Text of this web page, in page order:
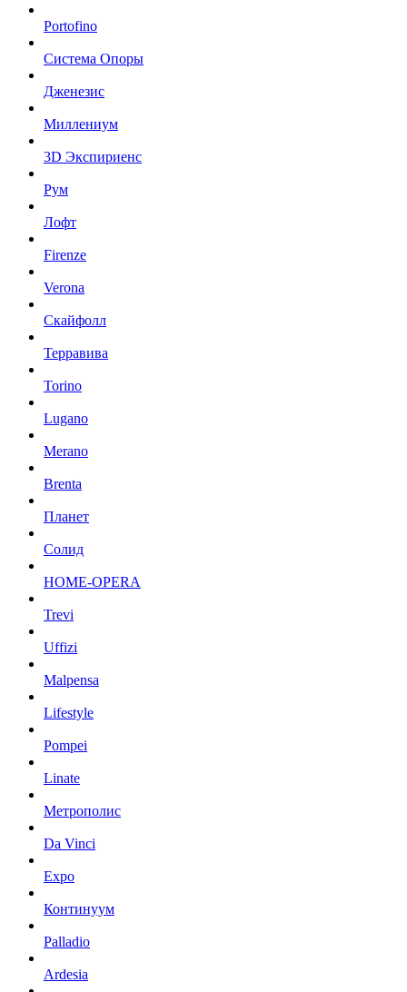
Portofino
Система Опоры
Дженезис
Миллениум
3D Экспириенс
Рум
Лофт
Firenze
Verona
Скайфолл
Терравива
Torino
Lugano
Merano
Brenta
Планет
Солид
HOME-OPERA
Trevi
Uffizi
Malpensa
Lifestyle
Pompei
Linate
Метрополис
Da Vinci
Expo
Континуум
Palladio
Ardesia